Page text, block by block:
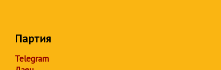
Партия
Telegram